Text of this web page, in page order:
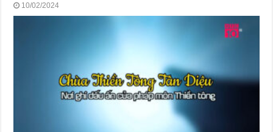
10/02/2024